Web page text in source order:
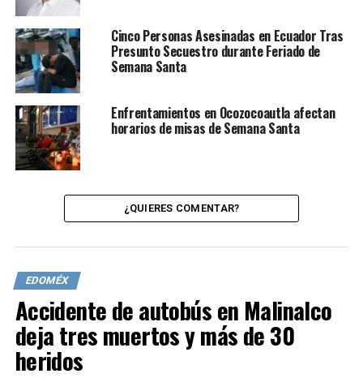
Cinco Personas Asesinadas en Ecuador Tras
Presunto Secuestro durante Feriado de
Semana Santa
Enfrentamientos en Ocozocoautla afectan
horarios de misas de Semana Santa
¿QUIERES COMENTAR?
EDOMÉX
Accidente de autobús en Malinalco
deja tres muertos y más de 30
heridos